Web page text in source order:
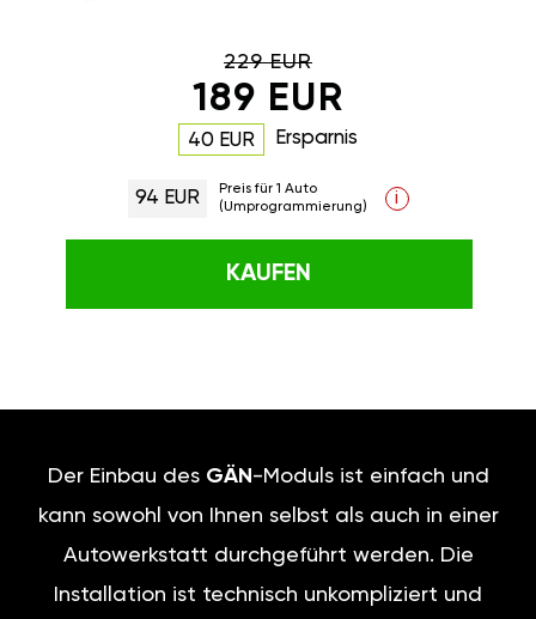
229 EUR
189 EUR
40 EUR Ersparnis
94 EUR
Preis für 1 Auto
(Umprogrammierung)
i
KAUFEN
Der Einbau des GÄN -Moduls ist einfach und
kann sowohl von Ihnen selbst als auch in einer
Autowerkstatt durchgeführt werden. Die
Installation ist technisch unkompliziert und